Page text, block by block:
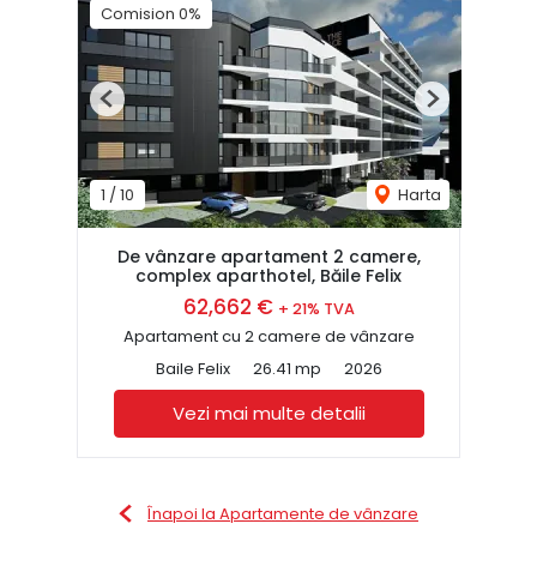
Comision 0%
1 /10 Harta
Previous Next
De vânzare apartament 2 camere,
complex aparthotel, Băile Felix
62,662 € + 21% TVA
Apartament cu 2 camere de vânzare
Baile Felix
26.41 mp 2026
Vezi mai multe detalii
Înapoi la Apartamente de vânzare